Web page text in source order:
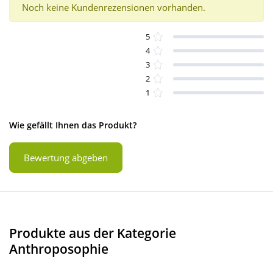
Noch keine Kundenrezensionen vorhanden.
5
4
3
2
1
Wie gefällt Ihnen das Produkt?
Bewertung abgeben
Produkte aus der Kategorie
Anthroposophie